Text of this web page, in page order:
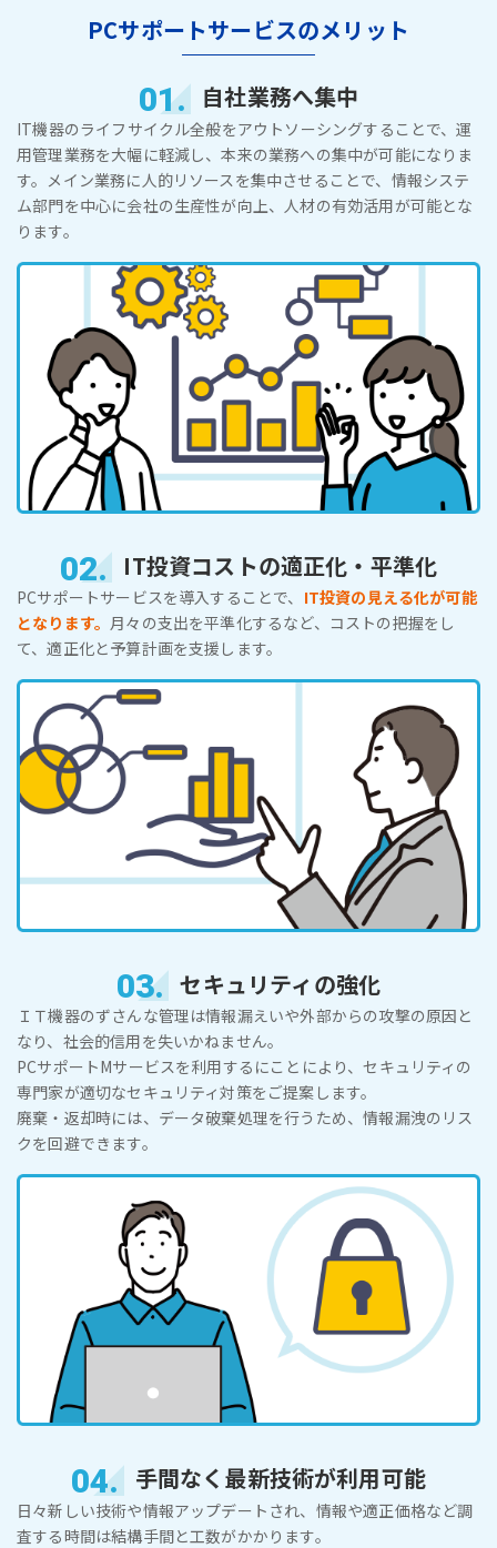
PCサポートサービスのメリット
01. 自社業務へ集中
IT機器のライフサイクル全般をアウトソーシングすることで、運
用管理業務を大幅に軽減し、本来の業務への集中が可能になりま
す。メイン業務に人的リソースを集中させることで、情報システ
ム部門を中心に会社の生産性が向上、人材の有効活用が可能とな
ります。
02. IT投資コストの適正化・平準化
PCサポートサービスを導入することで、 IT投資の見える化が可能
となります。 月々の支出を平準化するなど、コストの把握をし
て、適正化と予算計画を支援します。
03. セキュリティの強化
ＩＴ機器のずさんな管理は情報漏えいや外部からの攻撃の原因と
なり、社会的信用を失いかねません。
PCサポートMサービスを利用するにことにより、セキュリティの
専門家が適切なセキュリティ対策をご提案します。
廃棄・返却時には、データ破棄処理を行うため、情報漏洩のリス
クを回避できます。
04. 手間なく最新技術が利用可能
日々新しい技術や情報アップデートされ、情報や適正価格など調
査する時間は結構手間と工数がかかります。